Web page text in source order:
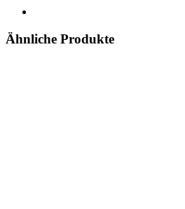
Ähnliche Produkte